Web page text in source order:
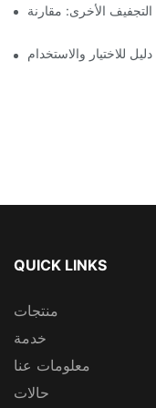
الأخرى: مقارنة
للاختيار والاستخدام
QUICK LINKS
منتجات
خدمة
معلومات عنا
حالات